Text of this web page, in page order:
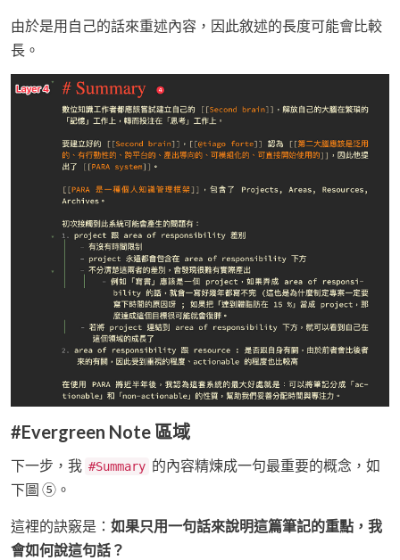
由於是用自己的話來重述內容，因此敘述的長度可能會比較
長。
#Evergreen Note 區域
下一步，我 #Summary 的內容精煉成一句最重要的概念，如
下圖 ⑤。
這裡的訣竅是： 如果只用一句話來說明這篇筆記的重點，我
會如何說這句話？